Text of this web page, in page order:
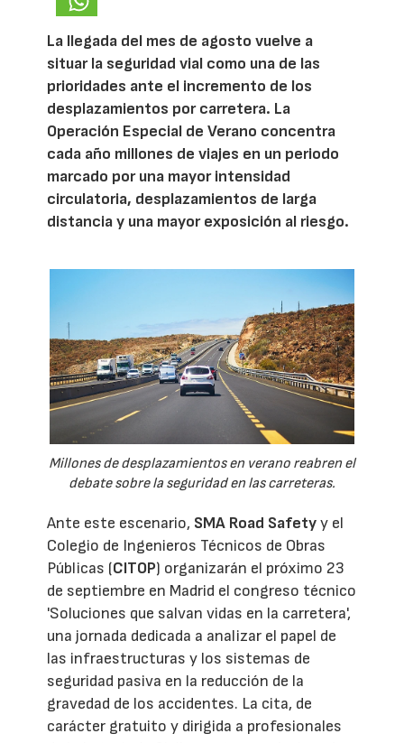
La llegada del mes de agosto vuelve a
situar la seguridad vial como una de las
prioridades ante el incremento de los
desplazamientos por carretera. La
Operación Especial de Verano concentra
cada año millones de viajes en un periodo
marcado por una mayor intensidad
circulatoria, desplazamientos de larga
distancia y una mayor exposición al riesgo.
Millones de desplazamientos en verano reabren el
debate sobre la seguridad en las carreteras.
Ante este escenario, SMA Road Safetyy el
Colegio de Ingenieros Técnicos de Obras
Públicas (CITOP) organizarán el próximo 23
de septiembre en Madrid el congreso técnico
'Soluciones que salvan vidas en la carretera',
una jornada dedicada a analizar el papel de
las infraestructuras y los sistemas de
seguridad pasiva en la reducción de la
gravedad de los accidentes. La cita, de
carácter gratuito y dirigida a profesionales